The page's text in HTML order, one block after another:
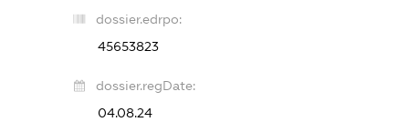
dossier.edrpo:
45653823
dossier.regDate:
04.08.24